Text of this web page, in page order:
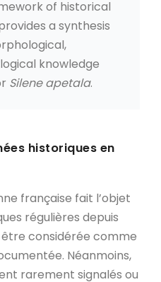
of historical
a synthesis
knowledge
Silene apetala.
historiques en
française fait l’objet
régulières depuis
considérée comme
Néanmoins,
rarement signalés ou